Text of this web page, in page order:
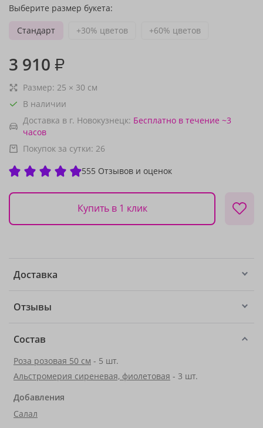
Выберите размер букета:
Стандарт
+30% цветов +60% цветов
3 910 ₽
Размер: 25 × 30 см
В наличии
Доставка в г. Новокузнецк: Бесплатно в течение ~3
часов
Покупок за сутки: 26
555 Отзывов и оценок
Купить в 1 клик
Доставка
Отзывы
Состав
Роза розовая 50 см - 5 шт.
Альстромерия сиреневая, фиолетовая - 3 шт.
Добавления
Салал